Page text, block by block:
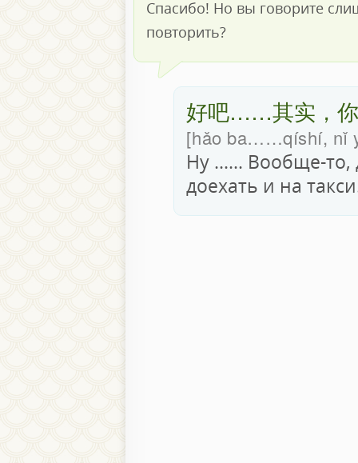
Спасибо! Но вы говорите
повторить?
好吧……其实，你
hǎo ba……qíshí, nǐ
Ну ...... Вообще-
доехать и на